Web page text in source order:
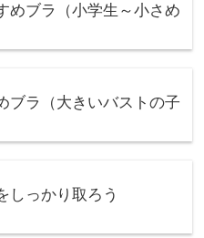
めブラ（小学生～小さめ
ブラ（大きいバストの子
しっかり取ろう